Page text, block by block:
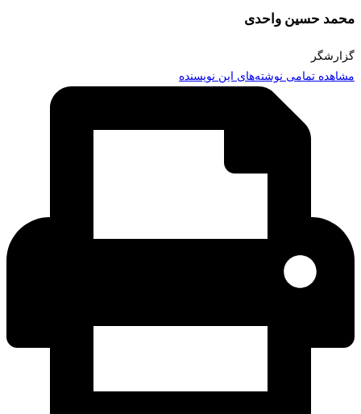
محمد حسین واحدی
گزارشگر
مشاهده تمامی نوشته‌های این نویسنده